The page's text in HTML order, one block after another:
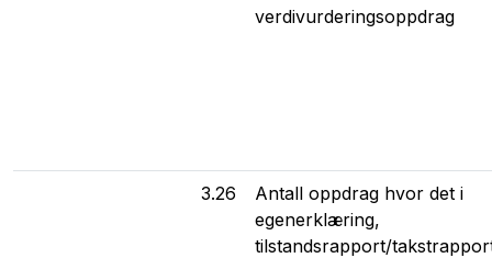
verdivurderingsoppdrag
3.26
Antall oppdrag hvor det i
egenerklæring,
tilstandsrapport/